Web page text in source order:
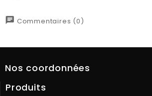
chat Commentaires (0)
Nos coordonnées
Produits